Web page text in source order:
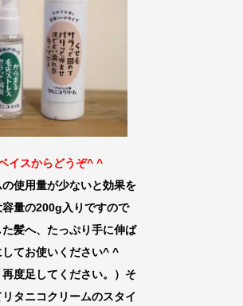
イスからどうぞ^ ^
使用量が少ないと効果を
量の200g入りですので
髪へ、たっぷり手に伸ば
してお使いください^ ^
再度足してください。）そ
タニコクリームのスタイ